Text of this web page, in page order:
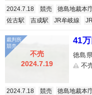
2024.7.18 競売 徳島地裁本
佐古駅
吉成駅 JR牟岐線
不売
2024.7.19
41
徳島
不
2024.7.18 競売 徳島地裁本